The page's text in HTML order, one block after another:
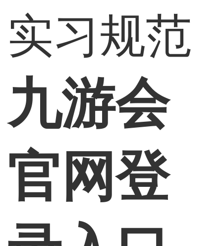
实习规范
九游会
官网登